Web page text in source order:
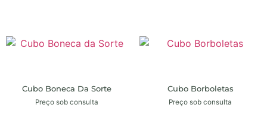
Cubo Boneca Da Sorte
Preço sob consulta
Cubo Borboletas
Preço sob consulta